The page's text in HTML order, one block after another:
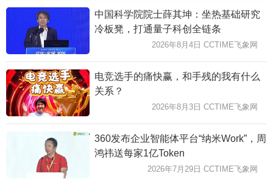
中国科学院院士薛其坤：坐热基础研究
冷板凳，打通量子科创全链条
2026年8月4日 CCTIME飞象网
电竞选手的痛快赢，和手残的我有什么
关系？
2026年8月3日 CCTIME飞象网
360发布企业智能体平台“纳米Work”，周
鸿祎送每家1亿Token
2026年7月29日 CCTIME飞象网